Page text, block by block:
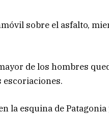
sobre el asfalto,
de los hombres
escoriaciones.
la esquina de Patagonia